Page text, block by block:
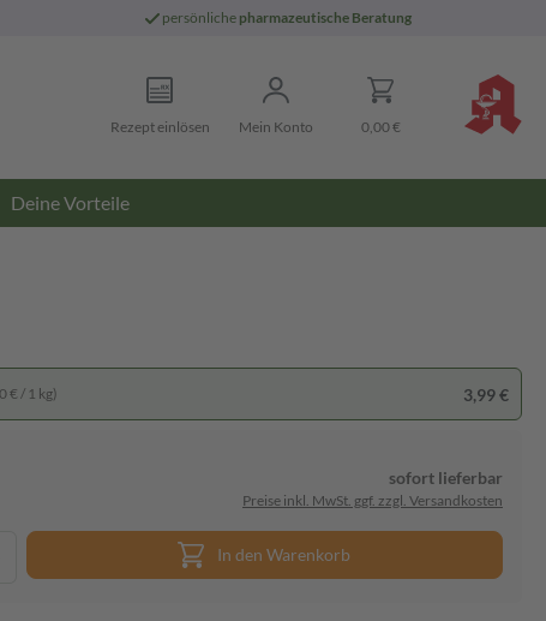
persönliche pharmazeutische Beratung
Rezept einlösen Mein Konto 0,00 €
Deine Vorteile
€ / 1 kg) 3,99 €
sofort lieferbar
Preise inkl. MwSt. ggf. zzgl. Versandkosten
In den Warenkorb